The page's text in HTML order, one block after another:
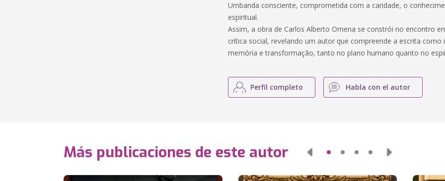
Umbanda consciente, comprometida com a caridade, o
espiritual.
Assim, a obra de Carlos Alberto Omena se constrói no encontro
crítica social, revelando um autor que compreende a escrita
memória e transformação, tanto no plano humano quanto no
Perfil completo Habla con el autor
Más publicaciones de este autor